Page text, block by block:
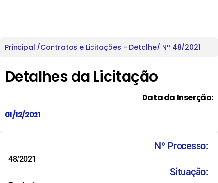
Principal /Contratos e Licitações - Detalhe/ Nº 48/2021
Detalhes da Licitação
Data da Inserção:
01/12/2021
Nº Processo:
48/2021
Situação: